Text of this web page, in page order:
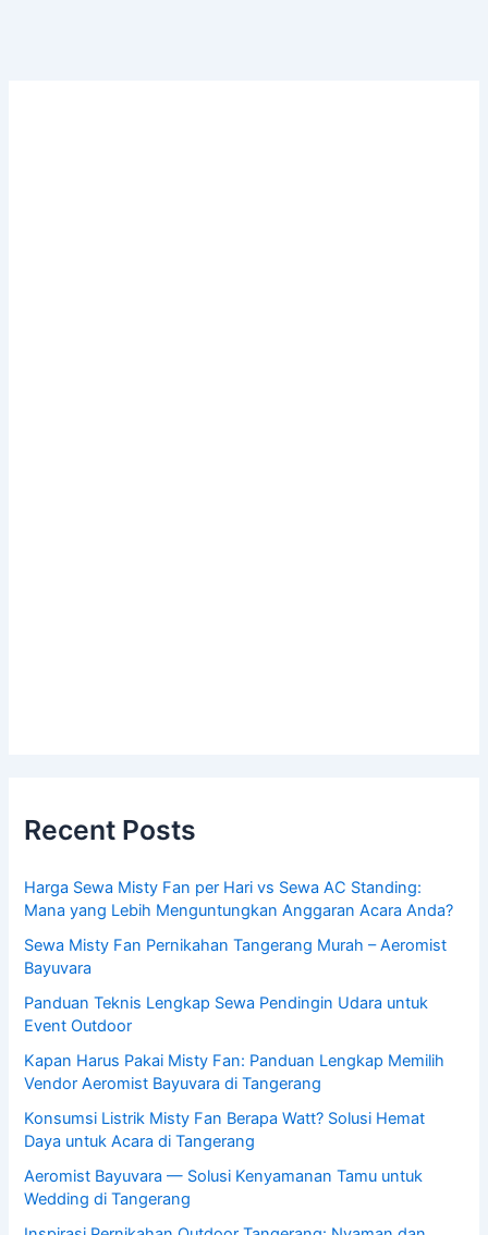
Recent Posts
Harga Sewa Misty Fan per Hari vs Sewa AC Standing:
Mana yang Lebih Menguntungkan Anggaran Acara Anda?
Sewa Misty Fan Pernikahan Tangerang Murah – Aeromist
Bayuvara
Panduan Teknis Lengkap Sewa Pendingin Udara untuk
Event Outdoor
Kapan Harus Pakai Misty Fan: Panduan Lengkap Memilih
Vendor Aeromist Bayuvara di Tangerang
Konsumsi Listrik Misty Fan Berapa Watt? Solusi Hemat
Daya untuk Acara di Tangerang
Aeromist Bayuvara — Solusi Kenyamanan Tamu untuk
Wedding di Tangerang